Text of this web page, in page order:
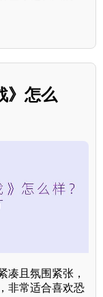
》怎么
凑且氛围紧张，
非常适合喜欢恐